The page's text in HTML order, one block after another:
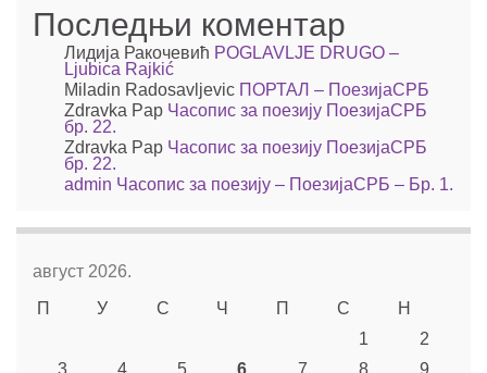
Последњи коментар
Лидија Ракочевић POGLAVLJE DRUGO –
Ljubica Rajkić
Miladin Radosavljevic ПОРТАЛ – ПоезијаСРБ
Zdravka Pap Часопис за поезију ПоезијаСРБ
бр. 22.
Zdravka Pap Часопис за поезију ПоезијаСРБ
бр. 22.
admin Часопис за поезију – ПоезијаСРБ – Бр. 1.
август 2026.
П
У С Ч П С
Н
1
2
3
4 5 6 7 8 9